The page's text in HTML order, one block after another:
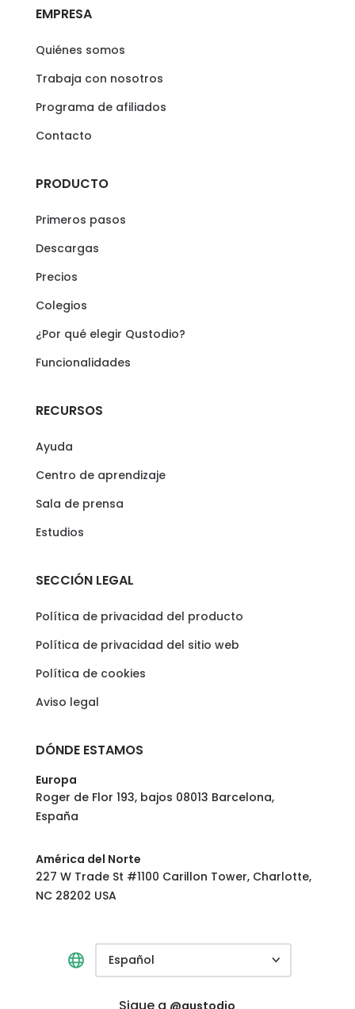
EMPRESA
Quiénes somos
Trabaja con nosotros
Programa de afiliados
Contacto
PRODUCTO
Primeros pasos
Descargas
Precios
Colegios
¿Por qué elegir Qustodio?
Funcionalidades
RECURSOS
Ayuda
Centro de aprendizaje
Sala de prensa
Estudios
SECCIÓN LEGAL
Política de privacidad del producto
Política de privacidad del sitio web
Política de cookies
Aviso legal
DÓNDE ESTAMOS
Europa
Roger de Flor 193, bajos 08013 Barcelona,
España
América del Norte
227 W Trade St #1100 Carillon Tower, Charlotte,
NC 28202 USA
Español
Sigue a @qustodio